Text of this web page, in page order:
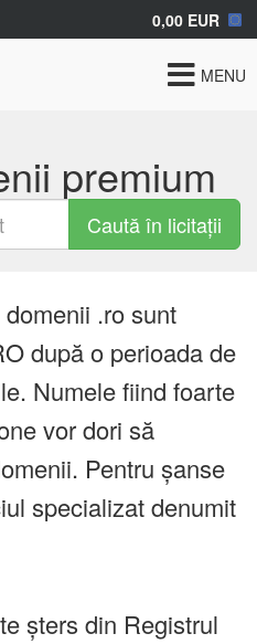
0,00 EUR
Toggle
MENU
premium
Caută în licitații
.ro sunt
după o perioada de
Numele fiind foarte
vor dori să
Pentru șanse
specializat denumit
șters din Registrul